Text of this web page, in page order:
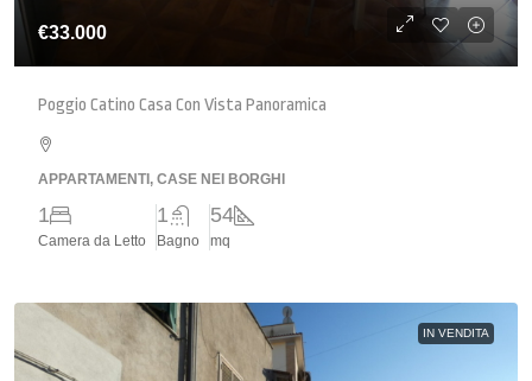
€33.000
Poggio Catino Casa Con Vista Panoramica
APPARTAMENTI, CASE NEI BORGHI
1
Camera da Letto
1
Bagno
54
mq
IN VENDITA